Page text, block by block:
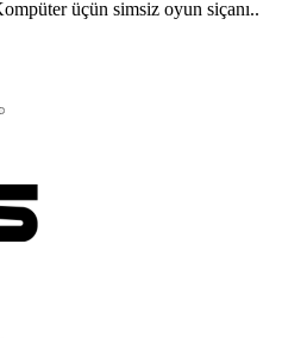
üçün simsiz oyun siçanı..